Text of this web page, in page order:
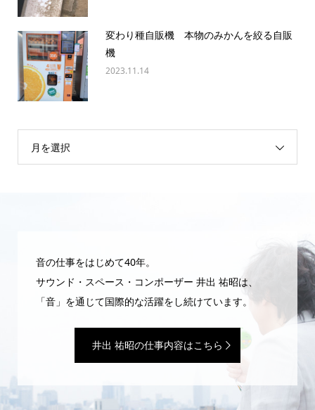
変わり種自販機 本物のみかんを絞る自販
機
2023.11.14
月を選択
音の仕事をはじめて40年。
サウンド・スペース・コンポーザー 井出 祐昭は、
「音」を通じて国際的な活躍をし続けています。
井出 祐昭の仕事内容はこちら